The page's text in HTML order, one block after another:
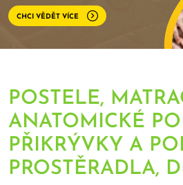
CHCI POSTEL NA MÍRU
POSTELE,
ANATOMICKÉ
PŘIKRÝVKY A
PROSTĚRADLA,